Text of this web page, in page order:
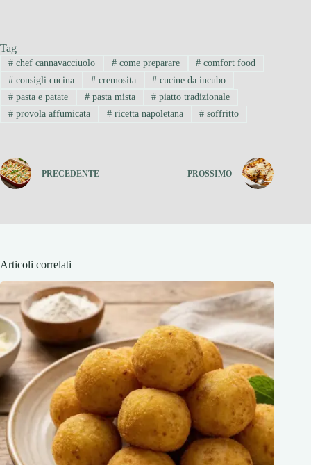
Tag
#chef cannavacciuolo #come preparare # comfort food
#consigli cucina #cremosita # cucine da incubo
#pasta e patate #pasta mista # piatto tradizionale
#provola affumicata #ricetta napoletana # soffritto
PRECEDENTE PROSSIMO
Articoli correlati